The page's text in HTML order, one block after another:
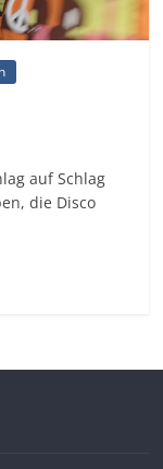
auf Schlag
die Disco